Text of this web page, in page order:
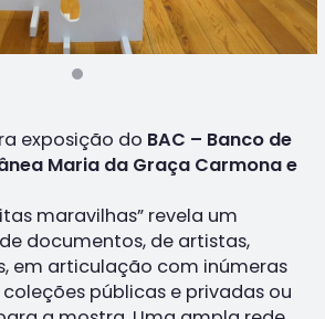
exposição do BAC – Banco de
Maria da Graça Carmona e
maravilhas” revela um
documentos, de artistas,
em articulação com inúmeras
públicas e privadas ou